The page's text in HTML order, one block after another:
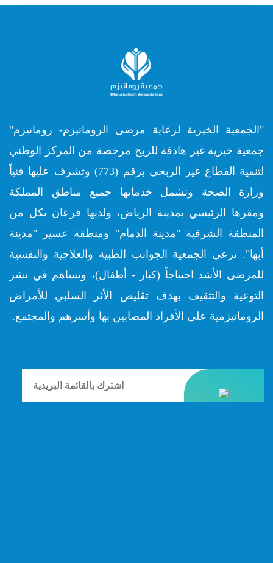
"الجمعية الخيرية لرعاية مرضى الروماتيزم- روماتيزم"
جمعية خيرية غير هادفة للربح مرخصة من المركز الوطني
لتنمية القطاع غير الربحي برقم (773) وتشرف عليها فنياً
وزارة الصحة وتشمل خدماتها جميع مناطق المملكة
ومقرها الرئيسي بمدينة الرياض، ولديها فرعان بكل من
المنطقة الشرقية "مدينة الدمام" ومنطقة عسير "مدينة
أبها". ترعى الجمعية الجوانب الطبية والعلاجية والنفسية
للمرضى الأشد احتياجاً (كبار - أطفال)، وتساهم في نشر
التوعية والتثقيف بهدف تقليص الأثر السلبي للأمراض
الروماتيزمية على الأفراد المصابين بها وأسرهم والمجتمع.